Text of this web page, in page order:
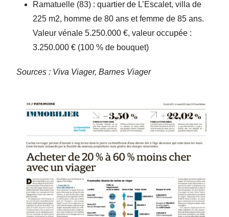
Ramatuelle (83) : quartier de L’Escalet, villa de
225 m2, homme de 80 ans et femme de 85 ans.
Valeur vénale 5.250.000 €, valeur occupée :
3.250.000 € (100 % de bouquet)
Sources : Viva Viager, Barnes Viager